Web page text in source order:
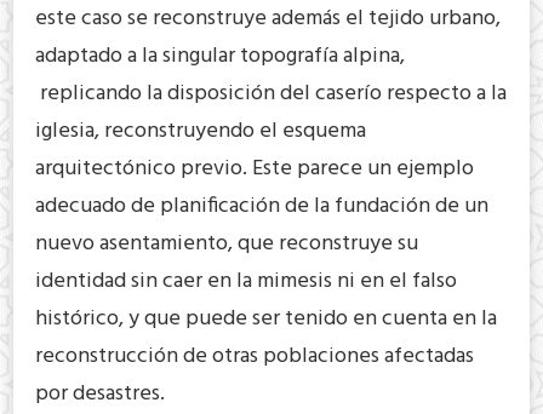
este caso se reconstruye además el tejido urbano,
adaptado a la singular topografía alpina,
replicando la disposición del caserío respecto a la
iglesia, reconstruyendo el esquema
arquitectónico previo. Este parece un ejemplo
adecuado de planificación de la fundación de un
nuevo asentamiento, que reconstruye su
identidad sin caer en la mimesis ni en el falso
histórico, y que puede ser tenido en cuenta en la
reconstrucción de otras poblaciones afectadas
por desastres.